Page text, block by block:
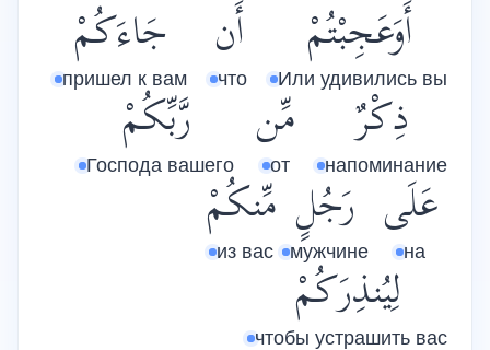
أَوَعَجِبْتُمْ
Или удивились вы
أَن
что
جَاءَكُمْ
пришел к вам
ذِكْرٌ
напоминание
مِّن
от
رَّبِّكُمْ
Господа вашего
عَلَى
на
رَجُلٍ
мужчине
مِّنكُمْ
из вас
لِيُنذِرَكُمْ
чтобы устрашить вас